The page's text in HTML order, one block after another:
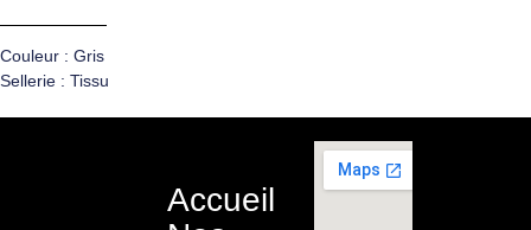
Couleur : Gris
Sellerie : Tissu
Accueil